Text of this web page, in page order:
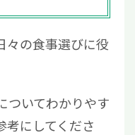
々の食事選びに役
ついてわかりやす
考にしてくださ